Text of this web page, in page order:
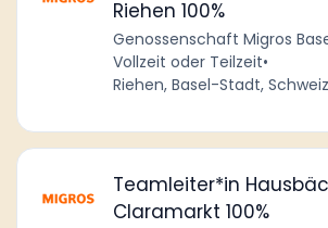
Riehen 100%
Genossenschaft Migros
Vollzeit oder Teilzeit•
Riehen, Basel-Stadt, Schweiz
Teamleiter*in
Claramarkt 100%